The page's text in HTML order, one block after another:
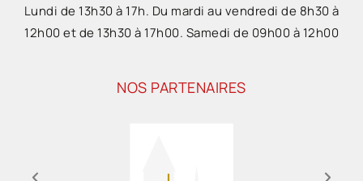
Lundi de 13h30 à 17h. Du mardi au vendredi de 8h30 à
12h00 et de 13h30 à 17h00. Samedi de 09h00 à 12h00
NOS PARTENAIRES